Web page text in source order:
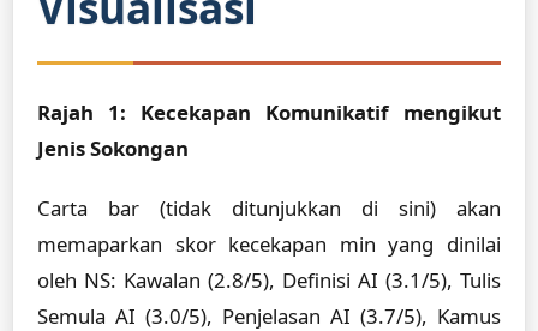
Rajah 1: Kecekapan Komunikatif mengikut
Jenis Sokongan
Carta bar (tidak ditunjukkan di sini) akan
memaparkan skor kecekapan min yang dinilai
oleh NS: Kawalan (2.8/5), Definisi AI (3.1/5), Tulis
Semula AI (3.0/5), Penjelasan AI (3.7/5), Kamus